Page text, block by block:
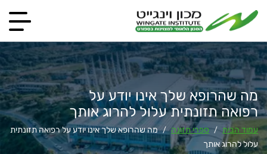
מה שהרופא שלך אינו יודע על
רפואה תזונתית עלול להרוג אותך
עמוד הבית / ספרי תזונה / מה שהרופא שלך אינו יודע על רפואה תזונתית
עלול להרוג אותך